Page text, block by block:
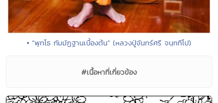
• "พุทโธ กัมมัฏฐานเบื้องต้น" (หลวงปู่จันทร์ศรี จนฺททีโป)
#เนื้อหาที่เกี่ยวข้อง